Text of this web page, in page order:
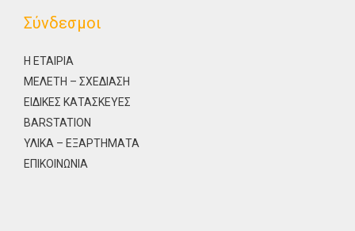
Σύνδεσμοι
Η ΕΤΑΙΡΙΑ
ΜΕΛΕΤΗ – ΣΧΕΔΙΑΣΗ
ΕΙΔΙΚΕΣ ΚΑΤΑΣΚΕΥΕΣ
BARSTATION
ΥΛΙΚΑ – ΕΞΑΡΤΗΜΑΤΑ
ΕΠΙΚΟΙΝΩΝΙΑ